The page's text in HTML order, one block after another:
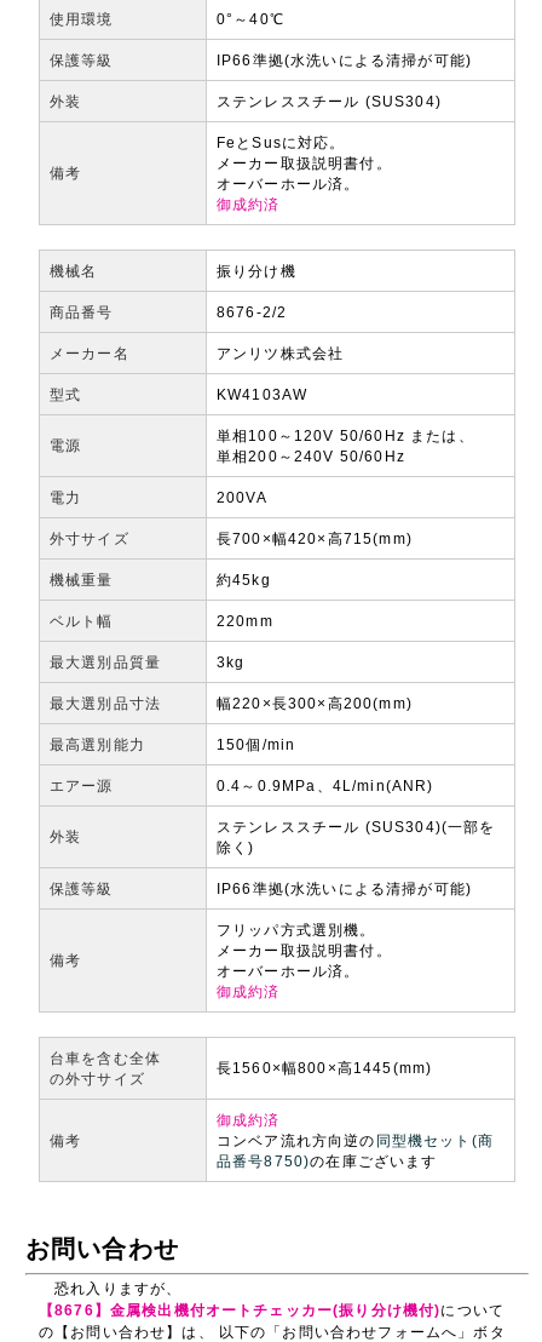
使用環境 0°～40℃
保護等級 IP66準拠(水洗いによる清掃が可能)
外装 ステンレススチール (SUS304)
備考
FeとSusに対応。
メーカー取扱説明書付。
オーバーホール済。
御成約済
機械名 振り分け機
商品番号 8676-2/2
メーカー名 アンリツ株式会社
型式 KW4103AW
電源
単相100～120V 50/60Hz または、
単相200～240V 50/60Hz
電力 200VA
外寸サイズ 長700×幅420×高715(mm)
機械重量 約45kg
ベルト幅 220mm
最大選別品質量 3kg
最大選別品寸法 幅220×長300×高200(mm)
最高選別能力 150個/min
エアー源 0.4～0.9MPa、4L/min(ANR)
外装
ステンレススチール (SUS304)(一部を
除く)
保護等級 IP66準拠(水洗いによる清掃が可能)
備考
フリッパ方式選別機。
メーカー取扱説明書付。
オーバーホール済。
御成約済
台車を含む全体
の外寸サイズ
長1560×幅800×高1445(mm)
備考
御成約済
コンベア流れ方向逆の 同型機セット(商
品番号8750)の在庫ございます
お問い合わせ
恐れ入りますが、
【8676】金属検出機付オートチェッカー(振り分け機付)について
の【お問い合わせ】は、 以下の「お問い合わせフォームへ」ボタ